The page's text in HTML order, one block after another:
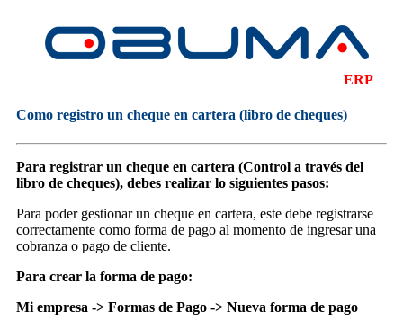
ERP
Como registro un cheque en cartera (libro de cheques)
Para registrar un cheque en cartera (Control a través del
libro de cheques), debes realizar lo siguientes pasos:
Para poder gestionar un cheque en cartera, este debe registrarse
correctamente como forma de pago al momento de ingresar una
cobranza o pago de cliente.
Para crear la forma de pago:
Mi empresa -> Formas de Pago -> Nueva forma de pago